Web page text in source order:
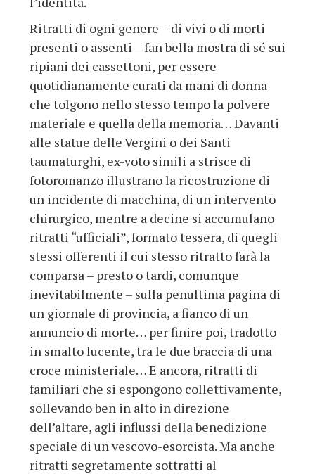
Ritratti di ogni genere – di vivi o di morti
presenti o assenti – fan bella mostra di sé sui
ripiani dei cassettoni, per essere
quotidianamente curati da mani di donna
che tolgono nello stesso tempo la polvere
materiale e quella della memoria… Davanti
alle statue delle Vergini o dei Santi
taumaturghi, ex-voto simili a strisce di
fotoromanzo illustrano la ricostruzione di
un incidente di macchina, di un intervento
chirurgico, mentre a decine si accumulano
ritratti “ufficiali”, formato tessera, di quegli
stessi offerenti il cui stesso ritratto farà la
comparsa – presto o tardi, comunque
inevitabilmente – sulla penultima pagina di
un giornale di provincia, a fianco di un
annuncio di morte… per finire poi, tradotto
in smalto lucente, tra le due braccia di una
croce ministeriale… E ancora, ritratti di
familiari che si espongono collettivamente,
sollevando ben in alto in direzione
dell’altare, agli influssi della benedizione
speciale di un vescovo-esorcista. Ma anche
ritratti segretamente sottratti al